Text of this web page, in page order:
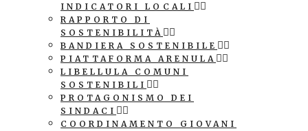
INDICATORI LOCALI
RAPPORTO DI
SOSTENIBILITÀ
BANDIERA SOSTENIBILE
PIATTAFORMA ARENULA
LIBELLULA COMUNI
SOSTENIBILI
PROTAGONISMO DEI
SINDACI
COORDINAMENTO GIOVANI